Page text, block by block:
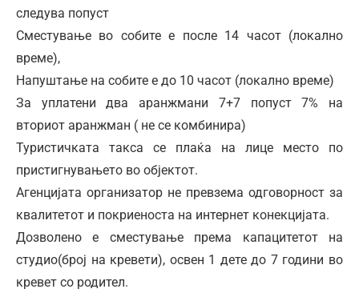
следува попуст
Сместување во собите е после 14 часот (локално
време),
Напуштање на собите е до 10 часот (локално време)
За уплатени два аранжмани 7+7 попуст 7% на
вториот аранжман ( не се комбинира)
Туристичката такса се плаќа на лице место по
пристигнувањето во објектот.
Агенцијата организатор не превзема одговорност за
квалитетот и покриеноста на интернет конекцијата.
Дозволено е сместување према капацитетот на
студио(број на кревети), освен 1 дете до 7 години во
кревет со родител.